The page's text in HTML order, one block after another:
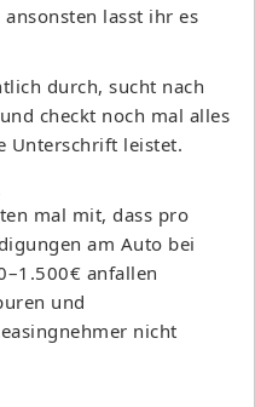
lasst ihr es
durch, sucht nach
checkt noch mal alles
Unterschrift leistet.
mal mit, dass pro
am Auto bei
anfallen
und
nicht